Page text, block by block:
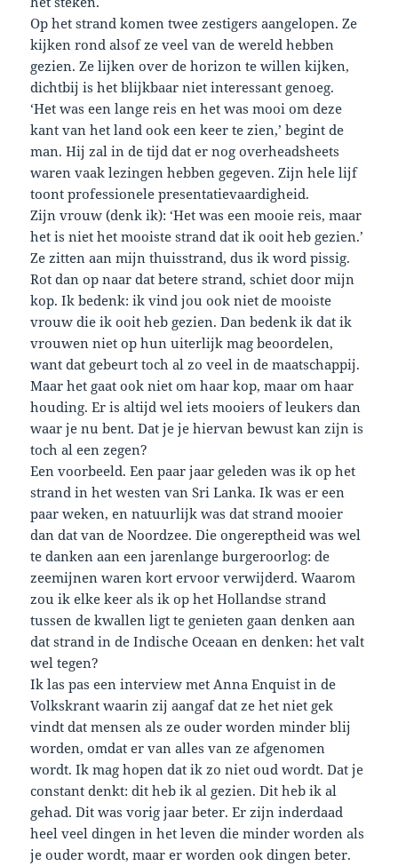
Op het strand komen twee zestigers aangelopen. Ze
kijken rond alsof ze veel van de wereld hebben
gezien. Ze lijken over de horizon te willen kijken,
dichtbij is het blijkbaar niet interessant genoeg.
‘Het was een lange reis en het was mooi om deze
kant van het land ook een keer te zien,’ begint de
man. Hij zal in de tijd dat er nog overheadsheets
waren vaak lezingen hebben gegeven. Zijn hele lijf
toont professionele presentatievaardigheid.
Zijn vrouw (denk ik): ‘Het was een mooie reis, maar
het is niet het mooiste strand dat ik ooit heb gezien.’
Ze zitten aan mijn thuisstrand, dus ik word pissig.
Rot dan op naar dat betere strand, schiet door mijn
kop. Ik bedenk: ik vind jou ook niet de mooiste
vrouw die ik ooit heb gezien. Dan bedenk ik dat ik
vrouwen niet op hun uiterlijk mag beoordelen,
want dat gebeurt toch al zo veel in de maatschappij.
Maar het gaat ook niet om haar kop, maar om haar
houding. Er is altijd wel iets mooiers of leukers dan
waar je nu bent. Dat je je hiervan bewust kan zijn is
toch al een zegen?
Een voorbeeld. Een paar jaar geleden was ik op het
strand in het westen van Sri Lanka. Ik was er een
paar weken, en natuurlijk was dat strand mooier
dan dat van de Noordzee. Die ongereptheid was wel
te danken aan een jarenlange burgeroorlog: de
zeemijnen waren kort ervoor verwijderd. Waarom
zou ik elke keer als ik op het Hollandse strand
tussen de kwallen ligt te genieten gaan denken aan
dat strand in de Indische Oceaan en denken: het valt
wel tegen?
Ik las pas een interview met Anna Enquist in de
Volkskrant waarin zij aangaf dat ze het niet gek
vindt dat mensen als ze ouder worden minder blij
worden, omdat er van alles van ze afgenomen
wordt. Ik mag hopen dat ik zo niet oud wordt. Dat je
constant denkt: dit heb ik al gezien. Dit heb ik al
gehad. Dit was vorig jaar beter. Er zijn inderdaad
heel veel dingen in het leven die minder worden als
je ouder wordt, maar er worden ook dingen beter.